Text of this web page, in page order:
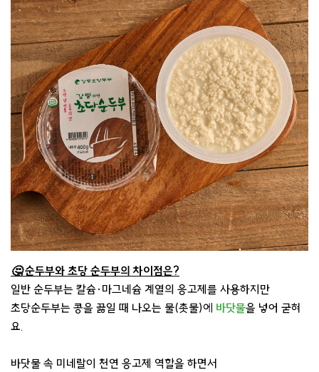
🤔 순두부와 초당 순두부의 차이점은?
일반 순두부는 칼슘·마그네슘 계열의 응고제를 사용하지만
초당순두부는 콩을 끓일 때 나오는 물(촛물)에 바닷물을 넣어 굳혀
요.
바닷물 속 미네랄이 천연 응고제 역할을 하면서